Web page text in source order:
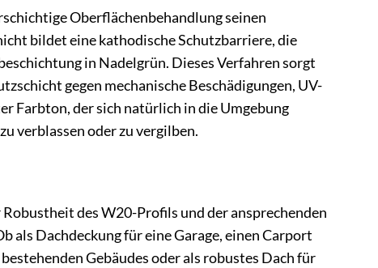
Oberflächenbehandlung seinen
bildet eine kathodische Schutzbarriere, die
in Nadelgrün. Dieses Verfahren sorgt
gegen mechanische Beschädigungen, UV-
Farbton, der sich natürlich in die Umgebung
verblassen oder zu vergilben.
des W20-Profils und der ansprechenden
als Dachdeckung für eine Garage, einen Carport
Gebäudes oder als robustes Dach für